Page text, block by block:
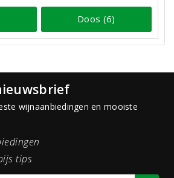
Doos (6)
wijnaanbiedingen en mooiste
tips